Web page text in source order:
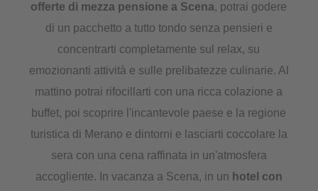
offerte di mezza pensione a Scena, potrai godere
di un pacchetto a tutto tondo senza pensieri e
concentrarti completamente sul relax, su
emozionanti attività e sulle prelibatezze culinarie. Al
mattino potrai rifocillarti con una ricca colazione a
buffet, poi scoprire l'incantevole paese e la regione
turistica di Merano e dintorni e lasciarti coccolare la
sera con una cena raffinata in un'atmosfera
accogliente. In vacanza a Scena, in un hotel con